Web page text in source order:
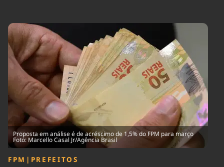
Agronegócios
Brasil
Brasil Mineral
Ciência &
Tecnologia
Cinema
Comportamento
Cultura
Economia
Educação
Infraestrutura
Internacional
Meio Ambiente
Podcast
Política
Saúde
Tempo
Proposta em análise é de acréscimo de 1,5% do FPM para março
Foto: Marcello Casal Jr/Agência Brasil
FPM | PREFEITOS